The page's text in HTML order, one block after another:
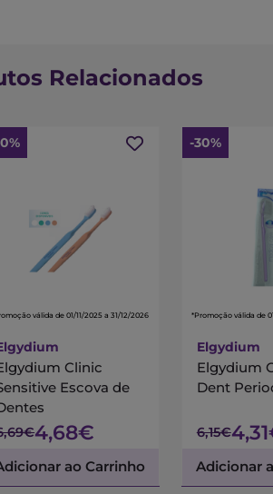
Relacionados
válida de 01/11/2025 a 31/12/2026
Clinic
Escova de
4,68€
ao Carrinho
-30%
*Promoção válida de
Elgydium
Elgydium
Dent
6,15€
Adicionar